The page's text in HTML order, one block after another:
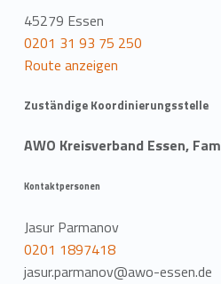
45279 Essen
0201 31 93 75 250
Route anzeigen
Zuständige Koordinierungsstelle
AWO Kreisverband Essen,
Kontaktpersonen
Jasur Parmanov
0201 1897418
jasur.parmanov@awo-essen.de